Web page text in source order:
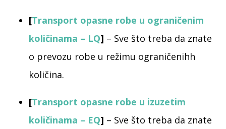
[Transport opasne robe u ograničenim
količinama – LQ] – Sve što treba da znate
o prevozu robe u režimu ograničenihh
količina.
[Transport opasne robe u izuzetim
količinama – EQ] – Sve što treba da znate